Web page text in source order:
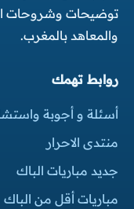
توضيحات وشروحات
والمعاهد بالمغرب.
روابط تهمك
أسئلة و أجوبة
منتدى الاحرار
جديد مباريات الباك
مباريات أقل من الباك